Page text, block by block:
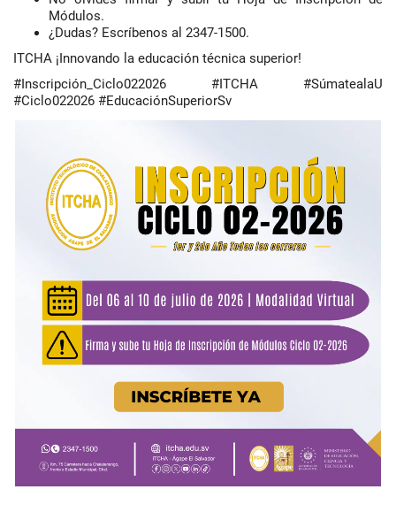
Módulos.
¿Dudas? Escríbenos al 2347-1500.
ITCHA ¡Innovando la educación técnica superior!
#Inscripción_Ciclo022026 #ITCHA #SúmatealaU
#Ciclo022026 #EducaciónSuperiorSv